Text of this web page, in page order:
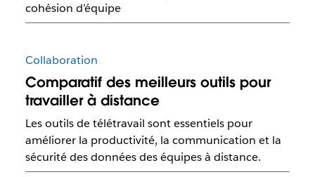
cohésion d’équipe
Collaboration
Comparatif des meilleurs outils pour
travailler à distance
Les outils de télétravail sont essentiels pour
améliorer la productivité, la communication et la
sécurité des données des équipes à distance.